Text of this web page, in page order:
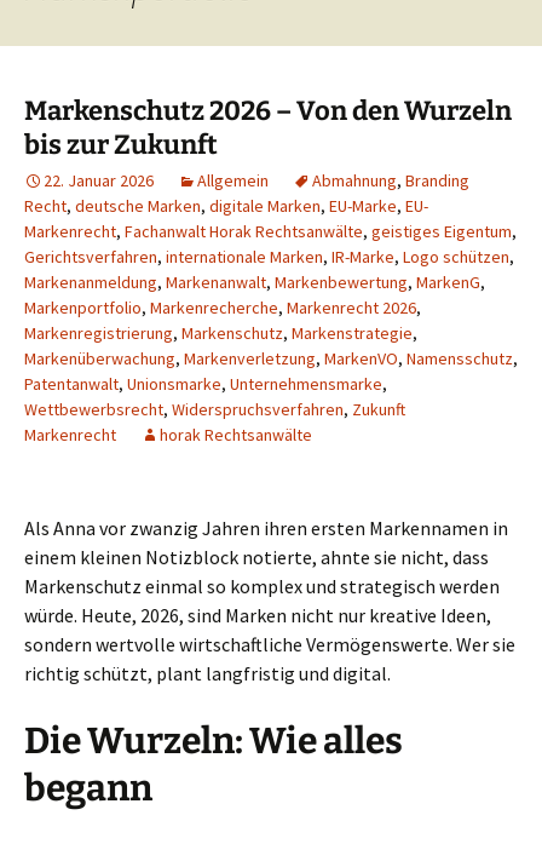
Markenschutz 2026 – Von den Wurzeln
bis zur Zukunft
22. Januar 2026 Allgemein Abmahnung, Branding
Recht, deutsche Marken, digitale Marken, EU-Marke, EU-
Markenrecht, Fachanwalt Horak Rechtsanwälte, geistiges Eigentum,
Gerichtsverfahren, internationale Marken, IR-Marke, Logo schützen,
Markenanmeldung, Markenanwalt, Markenbewertung, MarkenG,
Markenportfolio, Markenrecherche, Markenrecht 2026,
Markenregistrierung, Markenschutz, Markenstrategie,
Markenüberwachung, Markenverletzung, MarkenVO, Namensschutz,
Patentanwalt, Unionsmarke, Unternehmensmarke,
Wettbewerbsrecht, Widerspruchsverfahren, Zukunft
Markenrecht
horak Rechtsanwälte
Als Anna vor zwanzig Jahren ihren ersten Markennamen in
einem kleinen Notizblock notierte, ahnte sie nicht, dass
Markenschutz einmal so komplex und strategisch werden
würde. Heute, 2026, sind Marken nicht nur kreative Ideen,
sondern wertvolle wirtschaftliche Vermögenswerte. Wer sie
richtig schützt, plant langfristig und digital.
Die Wurzeln: Wie alles
begann